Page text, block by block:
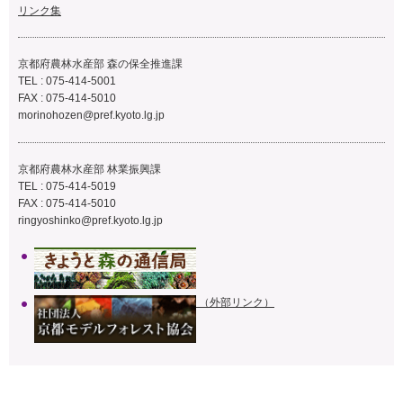
リンク集
京都府農林水産部 森の保全推進課
TEL : 075-414-5001
FAX : 075-414-5010
morinohozen@pref.kyoto.lg.jp
京都府農林水産部 林業振興課
TEL : 075-414-5019
FAX : 075-414-5010
ringyoshinko@pref.kyoto.lg.jp
（外部リンク）